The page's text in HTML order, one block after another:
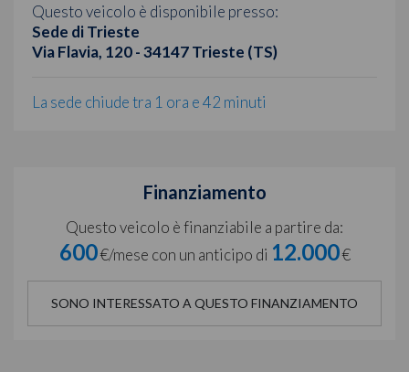
Questo veicolo è disponibile presso:
Sede di Trieste
Via Flavia, 120 - 34147 Trieste (TS)
La sede chiude tra 1 ora e 42 minuti
Finanziamento
Questo veicolo è finanziabile a partire da:
600€/mese con un anticipo di 12.000€
SONO INTERESSATO A QUESTO FINANZIAMENTO